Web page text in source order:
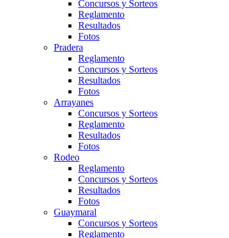
Concursos y Sorteos
Reglamento
Resultados
Fotos
Pradera
Reglamento
Concursos y Sorteos
Resultados
Fotos
Arrayanes
Concursos y Sorteos
Reglamento
Resultados
Fotos
Rodeo
Reglamento
Concursos y Sorteos
Resultados
Fotos
Guaymaral
Concursos y Sorteos
Reglamento